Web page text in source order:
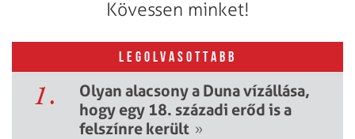
Kövessen minket!
LEGOLVASOTTABB
1.
Olyan alacsony a Duna vízállása,
hogy egy 18. századi erőd is a
felszínre került »